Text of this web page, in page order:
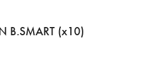
B.SMART (x10)